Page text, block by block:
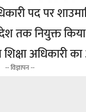
पद पर
नियुक्त किया
अधिकारी का
-- विज्ञापन --